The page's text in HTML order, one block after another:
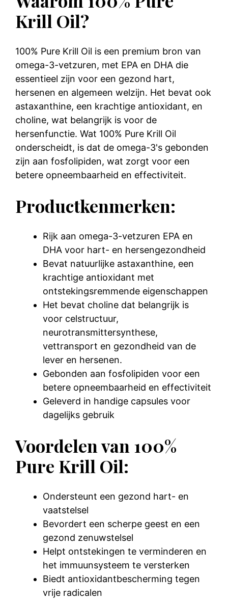
Krill Oil?
100% Pure Krill Oil is een premium bron van
omega-3-vetzuren, met EPA en DHA die
essentieel zijn voor een gezond hart,
hersenen en algemeen welzijn. Het bevat ook
astaxanthine, een krachtige antioxidant, en
choline, wat belangrijk is voor de
hersenfunctie. Wat 100% Pure Krill Oil
onderscheidt, is dat de omega-3's gebonden
zijn aan fosfolipiden, wat zorgt voor een
betere opneembaarheid en effectiviteit.
Productkenmerken:
Rijk aan omega-3-vetzuren EPA en
DHA voor hart- en hersengezondheid
Bevat natuurlijke astaxanthine, een
krachtige antioxidant met
ontstekingsremmende eigenschappen
Het bevat choline dat belangrijk is
voor celstructuur,
neurotransmittersynthese,
vettransport en gezondheid van de
lever en hersenen.
Gebonden aan fosfolipiden voor een
betere opneembaarheid en effectiviteit
Geleverd in handige capsules voor
dagelijks gebruik
Voordelen van 100%
Pure Krill Oil:
Ondersteunt een gezond hart- en
vaatstelsel
Bevordert een scherpe geest en een
gezond zenuwstelsel
Helpt ontstekingen te verminderen en
het immuunsysteem te versterken
Biedt antioxidantbescherming tegen
vrije radicalen